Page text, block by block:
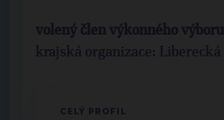
volený člen výkonného výboru
krajská organizace: Liberecká
CELÝ PROFIL